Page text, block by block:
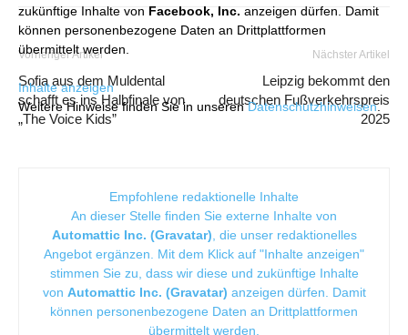
zukünftige Inhalte von Facebook, Inc. anzeigen dürfen. Damit
können personenbezogene Daten an Drittplattformen
übermittelt werden.
Inhalte anzeigen
Weitere Hinweise finden Sie in unserenDatenschutzhinweisen.
Vorheriger Artikel
Sofia aus dem Muldental
schafft es ins Halbfinale von
„The Voice Kids”
Nächster Artikel
Leipzig bekommt den
deutschen Fußverkehrspreis
2025
Empfohlene redaktionelle Inhalte
An dieser Stelle finden Sie externe Inhalte von
Automattic Inc. (Gravatar) , die unser redaktionelles
Angebot ergänzen. Mit dem Klick auf "Inhalte anzeigen"
stimmen Sie zu, dass wir diese und zukünftige Inhalte
von Automattic Inc. (Gravatar) anzeigen dürfen. Damit
können personenbezogene Daten an Drittplattformen
übermittelt werden.